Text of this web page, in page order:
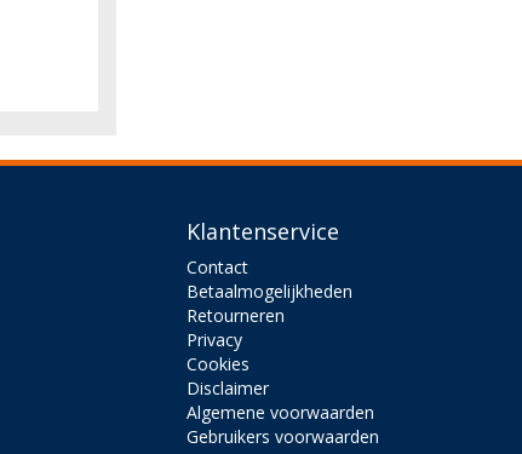
Klantenservice
Contact
Betaalmogelijkheden
Retourneren
Privacy
Cookies
Disclaimer
Algemene voorwaarden
Gebruikers voorwaarden